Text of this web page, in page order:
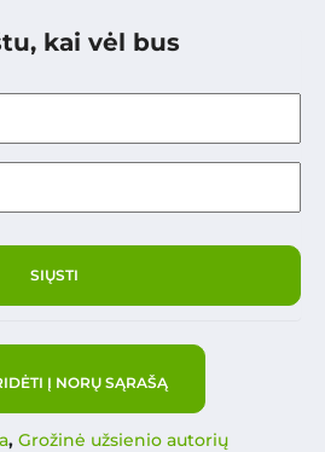
kai vėl bus
Į NORŲ SĄRAŠĄ
, Grožinė užsienio autorių